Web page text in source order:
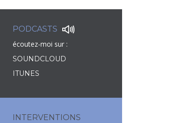
PODCASTS
écoutez-moi sur :
SOUNDCLOUD
ITUNES
INTERVENTIONS